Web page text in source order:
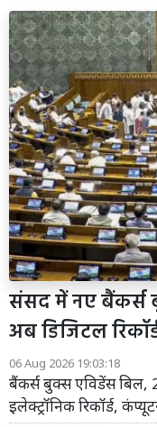
संसद में नए बैंकर्स
अब डिजिटल
06 Aug 2026 19:03:18
बैंकर्स बुक्स एविडेंस बिल,
इलेक्ट्रॉनिक रिकॉर्ड,